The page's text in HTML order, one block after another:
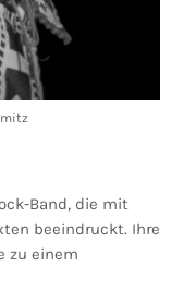
Band, die mit
beeindruckt. Ihre
zu einem